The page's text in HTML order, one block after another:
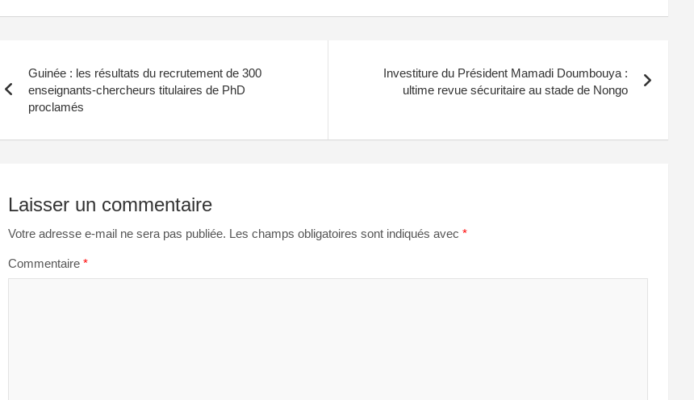
de
l’article
Guinée : les résultats du recrutement de 300
enseignants-chercheurs titulaires de PhD
proclamés
Investiture du Président Mamadi Doumbouya :
ultime revue sécuritaire au stade de Nongo
Laisser un commentaire
Votre adresse e-mail ne sera pas publiée. Les champs obligatoires sont indiqués avec *
Commentaire *